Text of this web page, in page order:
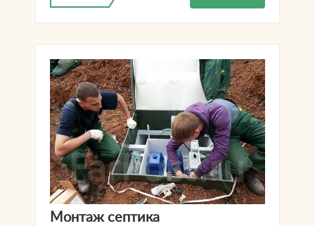
Монтаж септика